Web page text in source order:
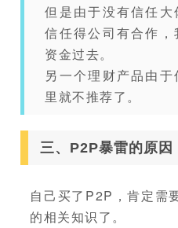
但是由于没有信任
信任得公司有合作
资金过去。
另一个理财产品由
里就不推荐了。
三、P2P暴雷的原因
自己买了P2P，肯定需
的相关知识了。